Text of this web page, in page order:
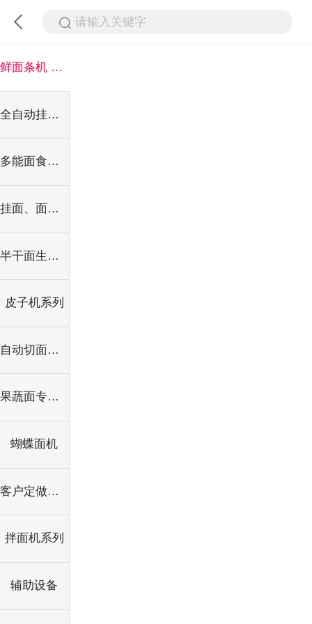
请输入关键字
鲜面条机 生鲜面条生产线
全自动挂面机系列
多能面食机系列
挂面、面叶烘干流水线
半干面生产设备
皮子机系列
自动切面机系列
果蔬面专用果蔬打浆机
蝴蝶面机
客户定做机型
拌面机系列
辅助设备